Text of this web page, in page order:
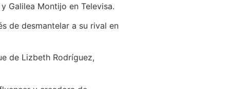
Galilea Montijo en Televisa.
de desmantelar a su rival en
de Lizbeth Rodríguez,